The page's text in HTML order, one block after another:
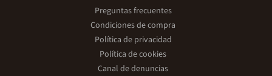
Preguntas frecuentes
Condiciones de compra
Política de privacidad
Política de cookies
Canal de denuncias